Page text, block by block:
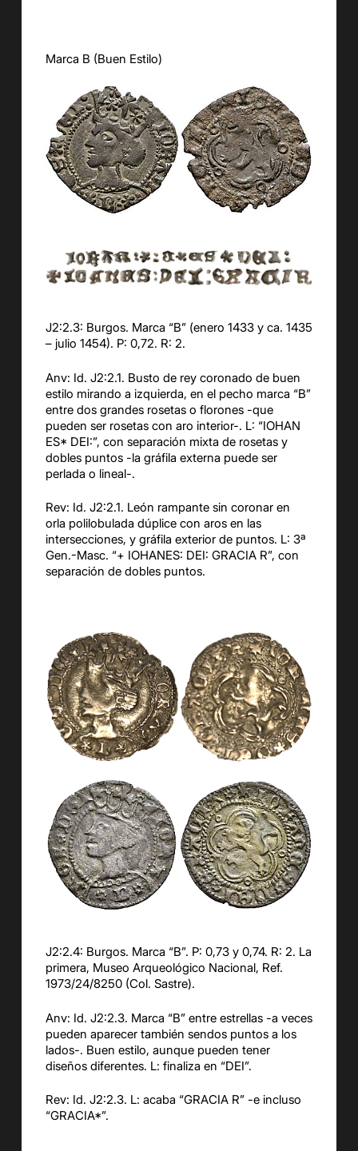
Marca B (Buen Estilo)
J2:2.3: Burgos. Marca “B” (enero 1433 y ca. 1435
– julio 1454). P: 0,72. R: 2.
Anv: Id. J2:2.1. Busto de rey coronado de buen
estilo mirando a izquierda, en el pecho marca “B”
entre dos grandes rosetas o florones -que
pueden ser rosetas con aro interior-. L: “IOHAN
ES* DEI:”, con separación mixta de rosetas y
dobles puntos -la gráfila externa puede ser
perlada o lineal-.
Rev: Id. J2:2.1. León rampante sin coronar en
orla polilobulada dúplice con aros en las
intersecciones, y gráfila exterior de puntos. L: 3ª
Gen.-Masc. “+ IOHANES: DEI: GRACIA R”, con
separación de dobles puntos.
J2:2.4: Burgos. Marca “B”. P: 0,73 y 0,74. R: 2. La
primera, Museo Arqueológico Nacional, Ref.
1973/24/8250 (Col. Sastre).
Anv: Id. J2:2.3. Marca “B” entre estrellas -a veces
pueden aparecer también sendos puntos a los
lados-. Buen estilo, aunque pueden tener
diseños diferentes. L: finaliza en “DEI”.
Rev: Id. J2:2.3. L: acaba “GRACIA R” -e incluso
“GRACIA*”.